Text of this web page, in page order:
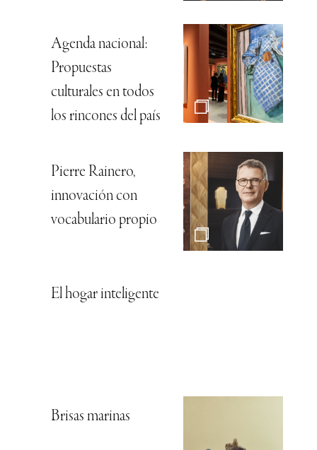
Agenda nacional:
Propuestas
culturales en todos
los rincones del país
Pierre Rainero,
innovación con
vocabulario propio
El hogar inteligente
Brisas marinas